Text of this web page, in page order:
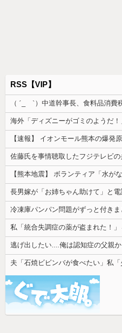
RSS【VIP】
【速報】 イオンモール熊本の爆発